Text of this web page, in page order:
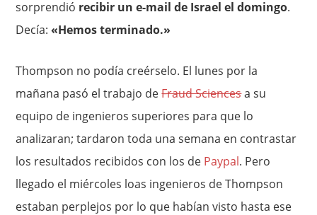
sorprendió recibir un e-mail de Israel el domingo.
Decía:«Hemos terminado.»
Thompson no podía creérselo. El lunes por la
mañana pasó el trabajo deFraud Sciencesa su
equipo de ingenieros superiores para que lo
analizaran; tardaron toda una semana en contrastar
los resultados recibidos con los de Paypal. Pero
llegado el miércoles loas ingenieros de Thompson
estaban perplejos por lo que habían visto hasta ese